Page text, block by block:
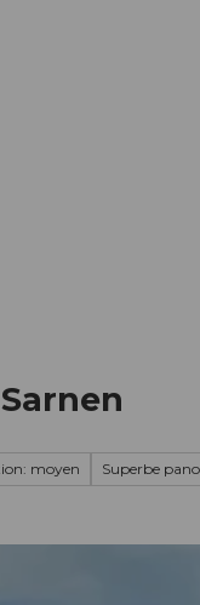
moyen Superbe